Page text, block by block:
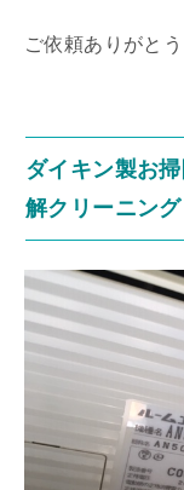
ご依頼ありがと
ダイキン製お
解クリーニング